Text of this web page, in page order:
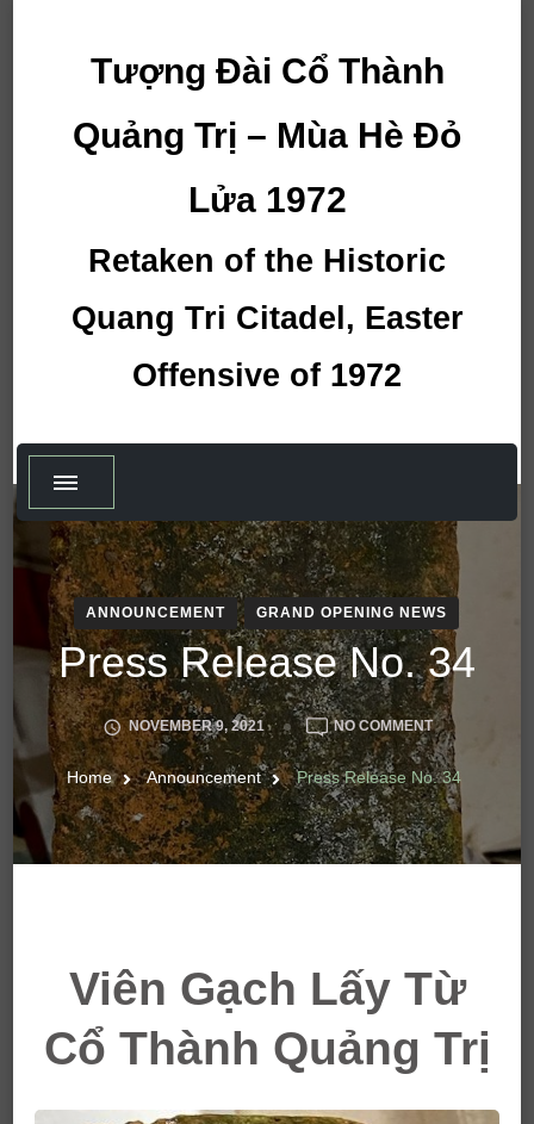
Tượng Đài Cổ Thành
Quảng Trị – Mùa Hè Đỏ
Lửa 1972
Retaken of the Historic
Quang Tri Citadel, Easter
Offensive of 1972
ANNOUNCEMENT GRAND OPENING NEWS
Press Release No. 34
NOVEMBER 9, 2021 NO COMMENTON
PRESS
RELEASE
NO.
34
Home Announcement Press Release No. 34
Viên Gạch Lấy Từ
Cổ Thành Quảng Trị